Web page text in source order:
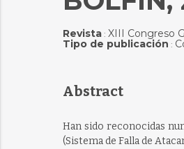
Revista: XIII Congreso
Tipo de publicación :
Abstract
Han sido reconocidas
(Sistema de Falla de